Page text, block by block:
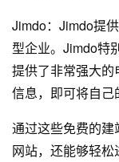
Jimdo：Jimdo提
型企业。Jimdo特
提供了非常强大
信息，即可将自己
通过这些免费的
网站，还能够轻松